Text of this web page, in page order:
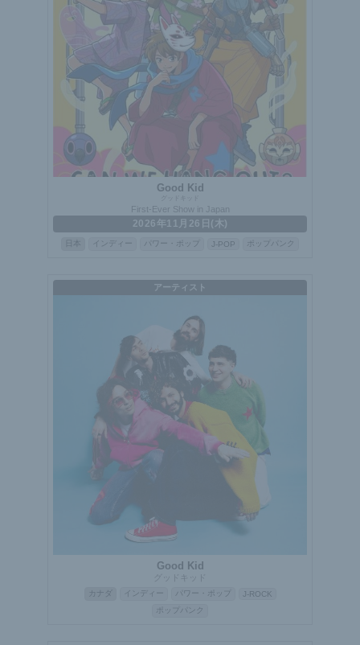
Good Kid
First-Ever Show in Japan
2026年11月26日(木)
インディー パワー・ポップ J-POP ポップパンク
アーティスト
Good Kid
グッドキッド
カナダ インディー パワー・ポップ
J-ROCK
ポップパンク